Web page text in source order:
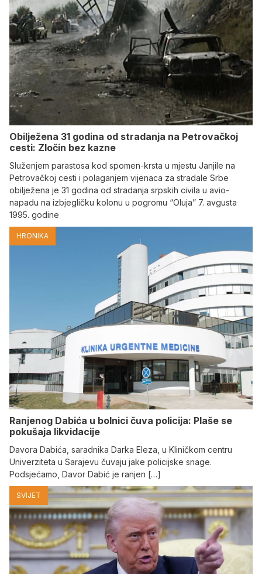
Obilježena 31 godina od stradanja na Petrovačkoj
cesti: Zločin bez kazne
Služenjem parastosa kod spomen-krsta u mjestu Janjile na
Petrovačkoj cesti i polaganjem vijenaca za stradale Srbe
obilježena je 31 godina od stradanja srpskih civila u avio-
napadu na izbjegličku kolonu u pogromu “Oluja” 7. avgusta
1995. godine
HRONIKA
Ranjenog Dabića u bolnici čuva policija: Plaše se
pokušaja likvidacije
Davora Dabića, saradnika Darka Eleza, u Kliničkom centru
Univerziteta u Sarajevu čuvaju jake policijske snage.
Podsjećamo, Davor Dabić je ranjen […]
SVIJET